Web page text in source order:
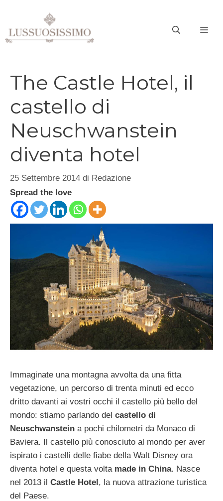
contenuto
The Castle Hotel, il
castello di
Neuschwanstein
diventa hotel
25 Settembre 2014 di Redazione
Spread the love
Immaginate una montagna avvolta da una fitta
vegetazione, un percorso di trenta minuti ed ecco
dritto davanti ai vostri occhi il castello più bello del
mondo: stiamo parlando del castello di
Neuschwanstein a pochi chilometri da Monaco di
Baviera. Il castello più conosciuto al mondo per aver
ispirato i castelli delle fiabe della Walt Disney ora
diventa hotel e questa voltamade in China. Nasce
nel 2013 il Castle Hotel, la nuova attrazione turistica
del Paese.